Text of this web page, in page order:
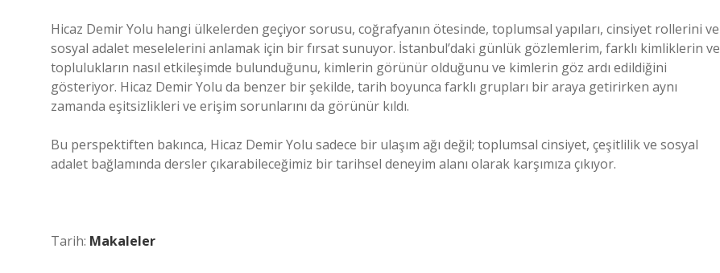
Hicaz Demir Yolu hangi ülkelerden geçiyor sorusu, coğrafyanın ötesinde, toplumsal yapıları, cinsiyet rollerini ve
sosyal adalet meselelerini anlamak için bir fırsat sunuyor. İstanbul’daki günlük gözlemlerim, farklı kimliklerin ve
toplulukların nasıl etkileşimde bulunduğunu, kimlerin görünür olduğunu ve kimlerin göz ardı edildiğini
gösteriyor. Hicaz Demir Yolu da benzer bir şekilde, tarih boyunca farklı grupları bir araya getirirken aynı
zamanda eşitsizlikleri ve erişim sorunlarını da görünür kıldı.
Bu perspektiften bakınca, Hicaz Demir Yolu sadece bir ulaşım ağı değil; toplumsal cinsiyet, çeşitlilik ve sosyal
adalet bağlamında dersler çıkarabileceğimiz bir tarihsel deneyim alanı olarak karşımıza çıkıyor.
Tarih: Makaleler